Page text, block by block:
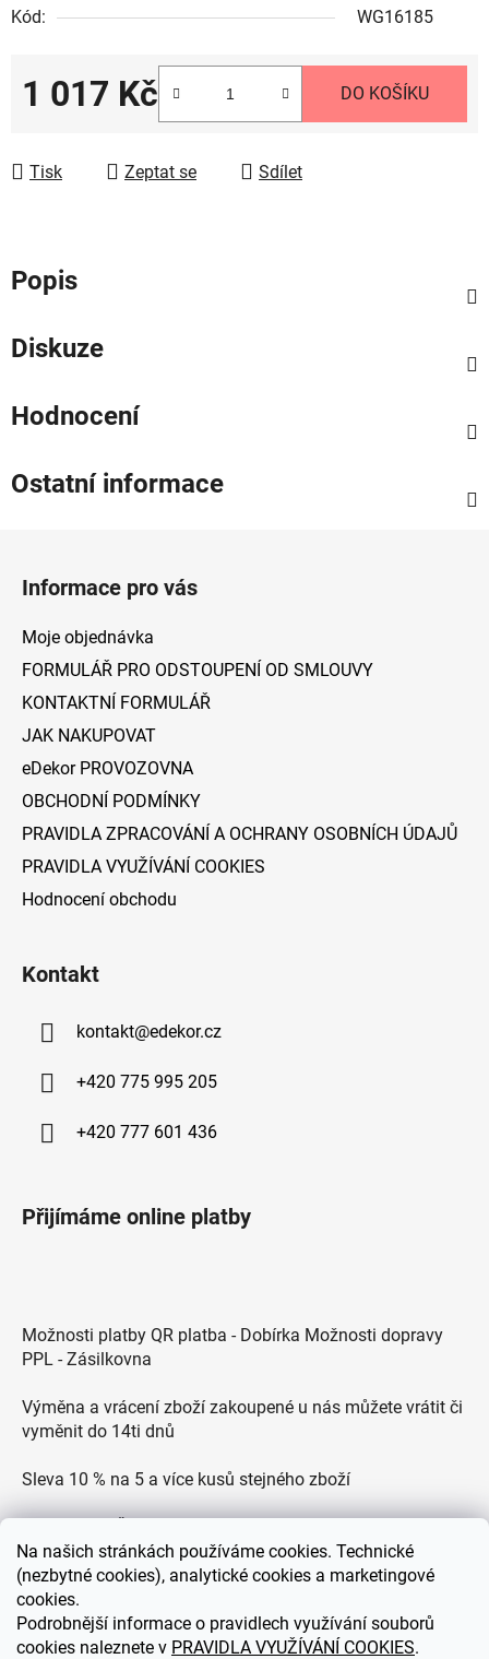
Na našich stránkách používáme cookies. Technické
(nezbytné cookies), analytické cookies a marketingové
cookies.
Podrobnější informace o pravidlech využívání souborů
cookies naleznete v PRAVIDLA VYUŽÍVÁNÍ COOKIES.
Kód:
WG16185
1 017 Kč DO KOŠÍKU
Tisk Zeptat se Sdílet
Popis
Diskuze
Hodnocení
Ostatní informace
Informace pro vás
Moje objednávka
FORMULÁŘ PRO ODSTOUPENÍ OD SMLOUVY
KONTAKTNÍ FORMULÁŘ
JAK NAKUPOVAT
eDekor PROVOZOVNA
OBCHODNÍ PODMÍNKY
PRAVIDLA ZPRACOVÁNÍ A OCHRANY OSOBNÍCH ÚDAJŮ
PRAVIDLA VYUŽÍVÁNÍ COOKIES
Hodnocení obchodu
Kontakt
kontakt@edekor.cz
+420 775 995 205
+420 777 601 436
Přijímáme online platby
Možnosti platby QR platba - Dobírka Možnosti dopravy
PPL - Zásilkovna
Výměna a vrácení zboží zakoupené u nás můžete vrátit či
vyměnit do 14ti dnů
Sleva 10 % na 5 a více kusů stejného zboží
Zákaznická podpora každý všední den od 9.00 do 18.00
hodin